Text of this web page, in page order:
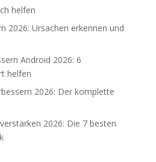
helfen
2026: Ursachen erkennen und
Android 2026: 6
helfen
2026: Der komplette
2026: Die 7 besten